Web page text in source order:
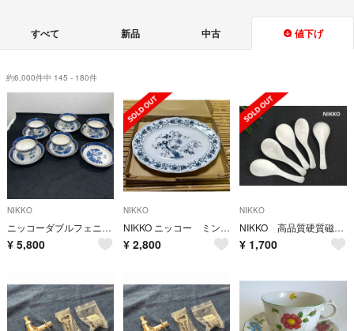
すべて 新品 中古 値下げ
約6,000件中 145 - 180件
NIKKO
ニッコーダブルフェニックス ティーカップ＆ソーサー ５客とオマケ皿１枚
¥ 5,800
NIKKO
NIKKO ニッコー ミングトゥリー 楕円形 大皿 プレート
¥ 2,800
NIKKO
NIKKO 高品質硬質磁器 大ぶり レンゲ スプーン 5個セット
¥ 1,700